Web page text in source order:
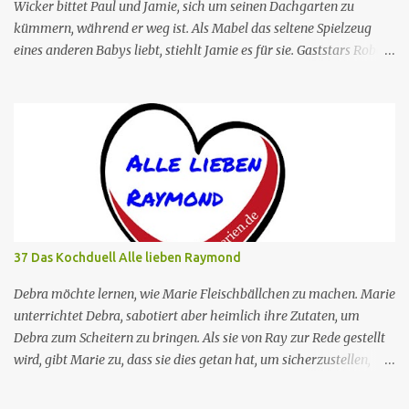
Wicker bittet Paul und Jamie, sich um seinen Dachgarten zu
kümmern, während er weg ist. Als Mabel das seltene Spielzeug
eines anderen Babys liebt, stiehlt Jamie es für sie. Gaststars Robert
Hunt Buch Robert Peacock Rolle Schauspieler Synchronsprecher
Paul Buchman Paul Reiser Volker Brandt Jamie Stemple Buchman
Helen Hunt Madeleine Stolze Lisa Stemple Anne Ramsay Marietta
Meade Mark Devanow Richard Kind Lambert Hamel Fran
Devanow Leila Kenzle Dagmar Heller Ira Buchman John Pankow
Tommi Piper Die Serie konzentriert sich hauptsächlich auf das
frisch verheiratete Ehepaar Paul Buchman, einen
Dokumentarfilmer, und Jamie Stemple Buchman, eine Spezialistin
für Öffentlichkeitsarbeit, die sich mit allen möglichen Dingen
beschäftigen, von humorvollen Kleinigkeiten des Alltags bis hin zu
großen...
37 Das Kochduell Alle lieben Raymond
Debra möchte lernen, wie Marie Fleischbällchen zu machen. Marie
unterrichtet Debra, sabotiert aber heimlich ihre Zutaten, um
Debra zum Scheitern zu bringen. Als sie von Ray zur Rede gestellt
wird, gibt Marie zu, dass sie dies getan hat, um sicherzustellen,